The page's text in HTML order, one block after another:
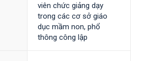
viên chức giảng dạy
trong các cơ sở giáo
dục mầm non, phổ
thông công lập